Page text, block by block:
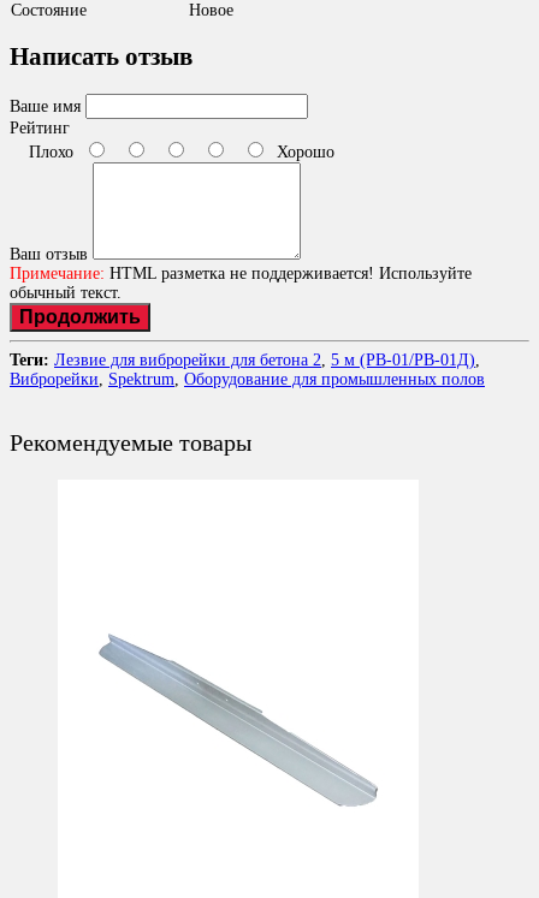
Состояние
Новое
Написать отзыв
Ваше имя
Рейтинг
Плохо
Хорошо
Ваш отзыв
Примечание: HTML разметка не поддерживается! Используйте
обычный текст.
Продолжить
Теги: Лезвие для виброрейки для бетона 2 5 м (РВ-01/РВ-01Д)
Виброрейки
Spektrum Оборудование для промышленных полов
Рекомендуемые товары